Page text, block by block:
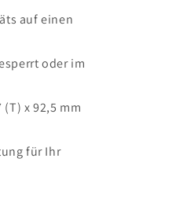
auf einen
oder im
x 92,5 mm
für Ihr